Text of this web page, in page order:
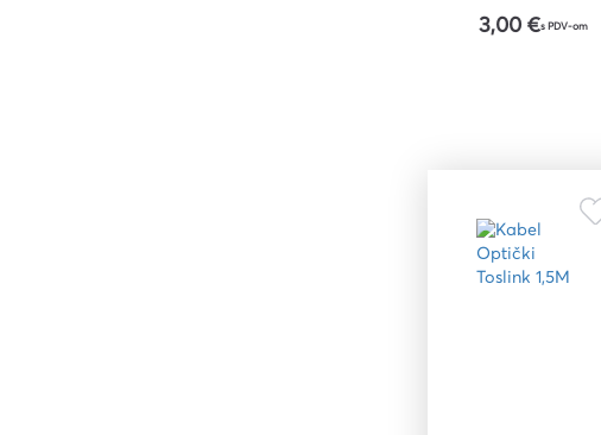
3,00 €s PDV-om